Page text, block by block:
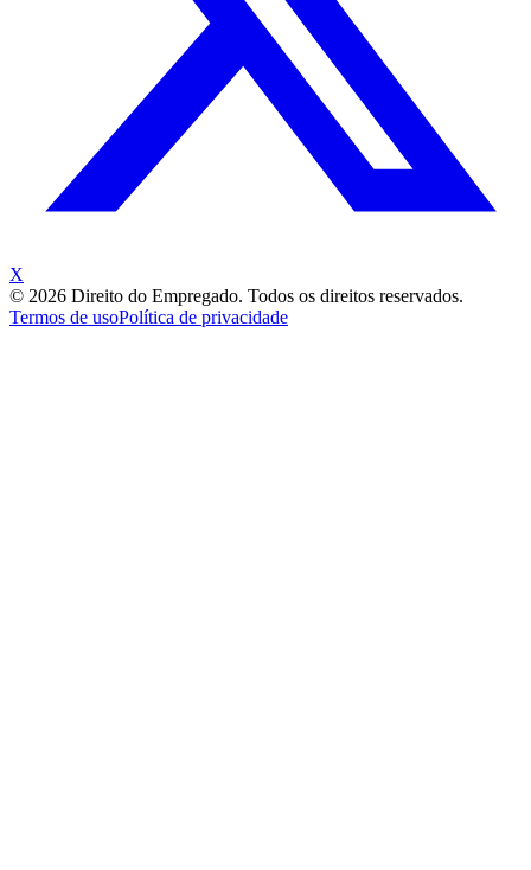
X
© 2026 Direito do Empregado. Todos os direitos reservados.
Termos de usoPolítica de privacidade